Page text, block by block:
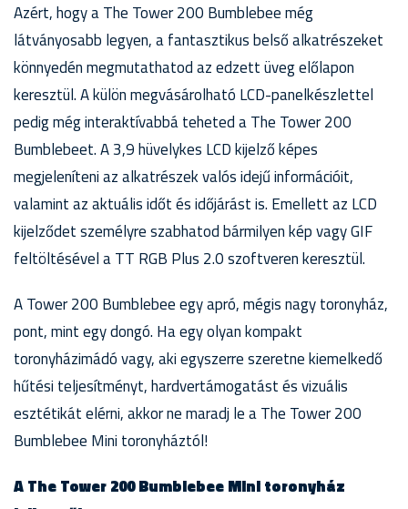
Azért, hogy a The Tower 200 Bumblebee még
látványosabb legyen, a fantasztikus belső alkatrészeket
könnyedén megmutathatod az edzett üveg előlapon
keresztül. A külön megvásárolható LCD-panelkészlettel
pedig még interaktívabbá teheted a The Tower 200
Bumblebeet. A 3,9 hüvelykes LCD kijelző képes
megjeleníteni az alkatrészek valós idejű információit,
valamint az aktuális időt és időjárást is. Emellett az LCD
kijelződet személyre szabhatod bármilyen kép vagy GIF
feltöltésével a TT RGB Plus 2.0 szoftveren keresztül.
A Tower 200 Bumblebee egy apró, mégis nagy toronyház,
pont, mint egy dongó. Ha egy olyan kompakt
toronyházimádó vagy, aki egyszerre szeretne kiemelkedő
hűtési teljesítményt, hardvertámogatást és vizuális
esztétikát elérni, akkor ne maradj le a The Tower 200
Bumblebee Mini toronyháztól!
A The Tower 200 Bumblebee Mini toronyház